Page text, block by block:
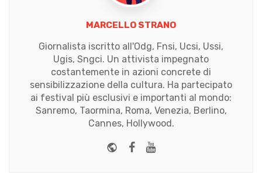
MARCELLO STRANO
Giornalista iscritto all'Odg, Fnsi, Ucsi, Ussi,
Ugis, Sngci. Un attivista impegnato
costantemente in azioni concrete di
sensibilizzazione della cultura. Ha partecipato
ai festival più esclusivi e importanti al mondo:
Sanremo, Taormina, Roma, Venezia, Berlino,
Cannes, Hollywood.
Website
Facebook
Youtube